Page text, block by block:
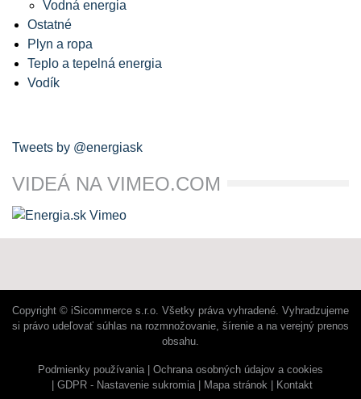
Vodná energia
Ostatné
Plyn a ropa
Teplo a tepelná energia
Vodík
Tweets by @energiask
VIDEÁ NA VIMEO.COM
Copyright © iSicommerce s.r.o. Všetky práva vyhradené. Vyhradzujeme
si právo udeľovať súhlas na rozmnožovanie, šírenie a na verejný prenos
obsahu.
Podmienky používania
Ochrana osobných údajov a cookies
GDPR - Nastavenie sukromia
Mapa stránok Kontakt